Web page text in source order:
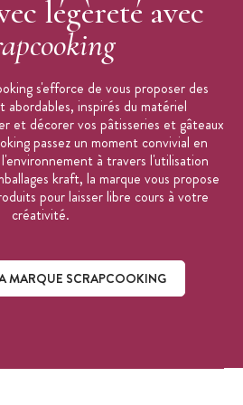
et essuyer avant la
chaque usage
vaisselle
légèreté avec
s'efforce de vous proposer des
abordables, inspirés du matériel
et décorer vos pâtisseries et gâteaux
passez un moment convivial en
à travers l'utilisation
kraft, la marque vous propose
pour laisser libre cours à votre
créativité.
MARQUE SCRAPCOOKING